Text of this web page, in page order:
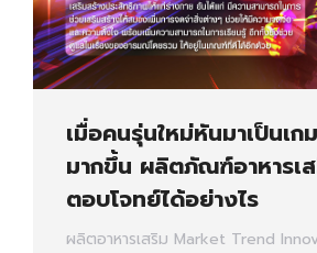
เมื่อคนรุ่นใหม่หันมาเป็นเก
มากขึ้น ผลิตภัณฑ์อาหารเ
ตอบโจทย์ได้อย่างไร
ผลิตอาหารเสริม Market Trend